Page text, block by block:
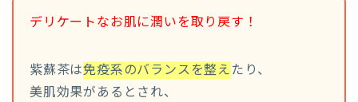
デリケートなお肌に潤いを取り戻す！
紫蘇茶は免疫系のバランスを整えたり、
美肌効果があるとされ、